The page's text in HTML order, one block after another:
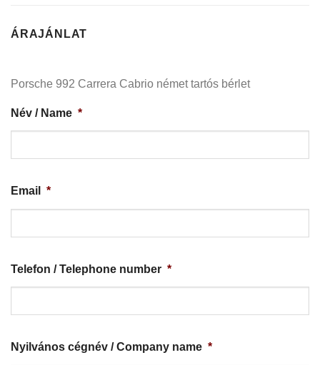
ÁRAJÁNLAT
Porsche 992 Carrera Cabrio német tartós bérlet
Név / Name *
Email *
Telefon / Telephone number *
Nyilvános cégnév / Company name *